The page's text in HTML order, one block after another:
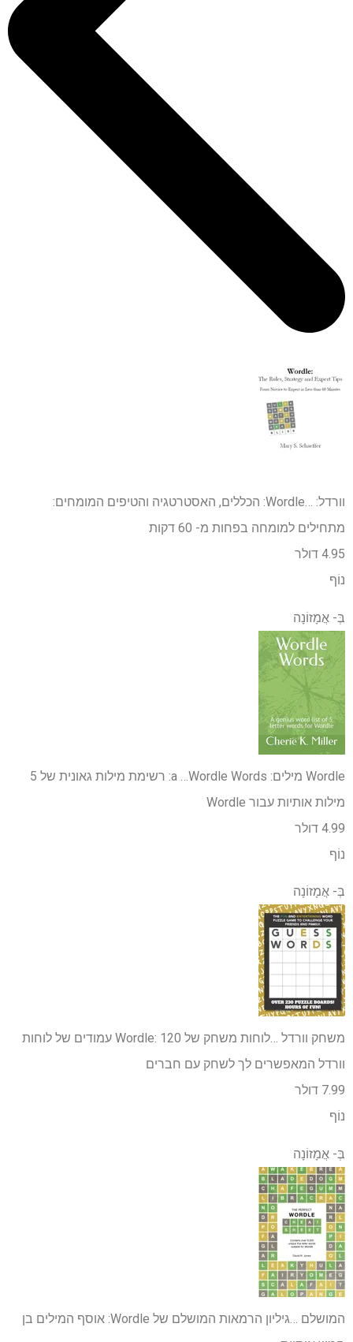
וורדל: …
Wordle: הכללים, האסטרטגיה והטיפים המומחים:
מתחילים למומחה בפחות מ- 60 דקות
4.95 דולר
נוֹף
בְּ- אֲמָזוֹנָה
Wordle מילים: a …
Wordle Words: רשימת מילות גאונית של 5
מילות אותיות עבור Wordle
4.99 דולר
נוֹף
בְּ- אֲמָזוֹנָה
משחק וורדל …
לוחות משחק של Wordle: 120 עמודים של לוחות
וורדל המאפשרים לך לשחק עם חברים
7.99 דולר
נוֹף
בְּ- אֲמָזוֹנָה
המושלם …
גיליון הרמאות המושלם של Wordle: אוסף המילים בן